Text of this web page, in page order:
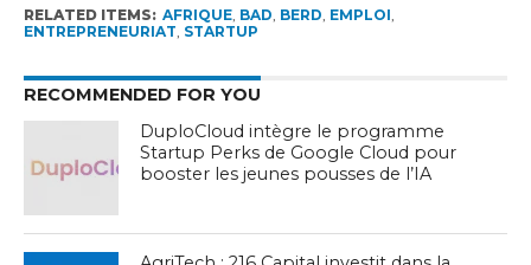
RELATED ITEMS: AFRIQUE, BAD, BERD, EMPLOI,
ENTREPRENEURIAT, STARTUP
RECOMMENDED FOR YOU
DuploCloud intègre le programme
Startup Perks de Google Cloud pour
booster les jeunes pousses de l’IA